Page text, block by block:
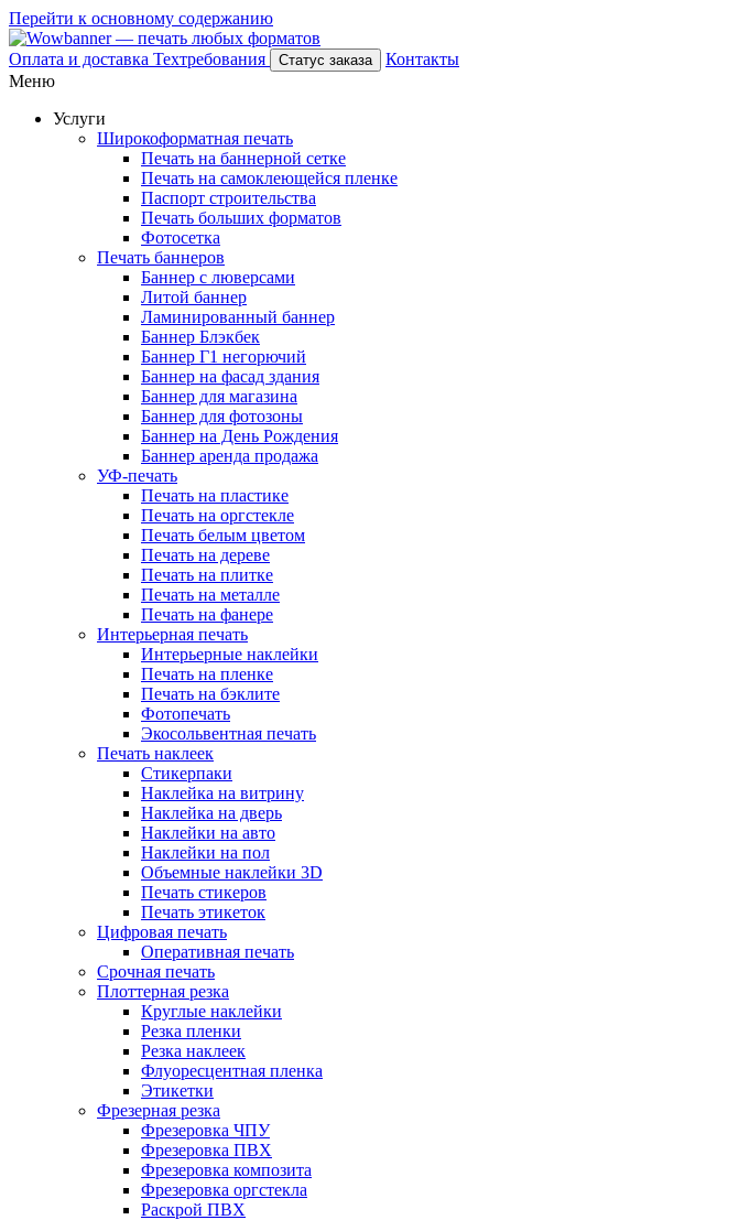
Перейти к основному содержанию
Оплата и доставка Техтребования Статус заказа
Контакты
Меню
Услуги
Широкоформатная печать
Печать на баннерной сетке
Печать на самоклеющейся пленке
Паспорт строительства
Печать больших форматов
Фотосетка
Печать баннеров
Баннер с люверсами
Литой баннер
Ламинированный баннер
Баннер Блэкбек
Баннер Г1 негорючий
Баннер на фасад здания
Баннер для магазина
Баннер для фотозоны
Баннер на День Рождения
Баннер аренда продажа
УФ-печать
Печать на пластике
Печать на оргстекле
Печать белым цветом
Печать на дереве
Печать на плитке
Печать на металле
Печать на фанере
Интерьерная печать
Интерьерные наклейки
Печать на пленке
Печать на бэклите
Фотопечать
Экосольвентная печать
Печать наклеек
Стикерпаки
Наклейка на витрину
Наклейка на дверь
Наклейки на авто
Наклейки на пол
Объемные наклейки 3D
Печать стикеров
Печать этикеток
Цифровая печать
Оперативная печать
Срочная печать
Плоттерная резка
Круглые наклейки
Резка пленки
Резка наклеек
Флуоресцентная пленка
Этикетки
Фрезерная резка
Фрезеровка ЧПУ
Фрезеровка ПВХ
Фрезеровка композита
Фрезеровка оргстекла
Раскрой ПВХ